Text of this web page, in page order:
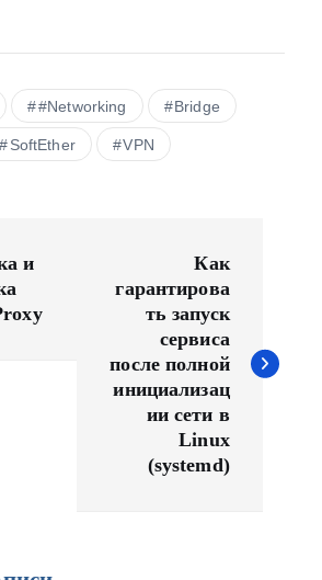
#Networking Bridge
SoftEther VPN
и
Как
гарантирова
ть запуск
сервиса
после полной
инициализац
ии сети в
Linux
(systemd)